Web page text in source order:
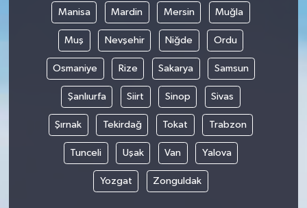
Manisa Mardin Mersin Muğla
Muş Nevşehir Niğde Ordu
Osmaniye Rize Sakarya Samsun
Şanlıurfa Siirt Sinop Sivas
Şırnak Tekirdağ Tokat Trabzon
Tunceli Uşak Van Yalova
Yozgat Zonguldak